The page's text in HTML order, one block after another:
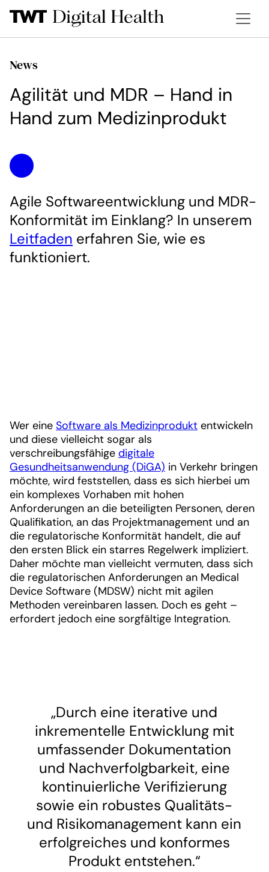
News
Agilität und MDR – Hand in
Hand zum Medizinprodukt
Agile Softwareentwicklung und MDR-
Konformität im Einklang? In unserem
Leitfaden erfahren Sie, wie es
funktioniert.
Wer eine Software als Medizinprodukt entwickeln
und diese vielleicht sogar als
verschreibungsfähige digitale
Gesundheitsanwendung (DiGA) in Verkehr bringen
möchte, wird feststellen, dass es sich hierbei um
ein komplexes Vorhaben mit hohen
Anforderungen an die beteiligten Personen, deren
Qualifikation, an das Projektmanagement und an
die regulatorische Konformität handelt, die auf
den ersten Blick ein starres Regelwerk impliziert.
Daher möchte man vielleicht vermuten, dass sich
die regulatorischen Anforderungen an Medical
Device Software (MDSW) nicht mit agilen
Methoden vereinbaren lassen. Doch es geht –
erfordert jedoch eine sorgfältige Integration.
„Durch eine iterative und
inkrementelle Entwicklung mit
umfassender Dokumentation
und Nachverfolgbarkeit, eine
kontinuierliche Verifizierung
sowie ein robustes Qualitäts-
und Risikomanagement kann ein
erfolgreiches und konformes
Produkt entstehen.“